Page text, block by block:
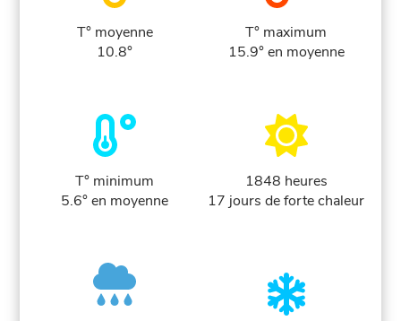
T° moyenne
10.8°
T° maximum
15.9° en moyenne
T° minimum
5.6° en moyenne
1848 heures
17 jours de forte chaleur